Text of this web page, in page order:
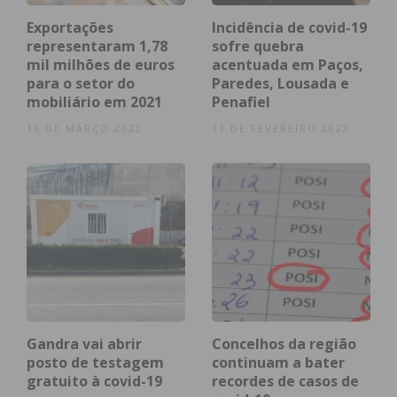
Subscreva a newsletter do Imediato
Testes da vacina SILBA em humanos em
maio
“Os dados obtidos até ao momento são muito
conhecem das vacinas já existentes, anticorpos
contra este domínio RBD da proteína Spike, estão
associados a uma proteção contra a COVID-19”,
afirma Bruno Santos, co-fundador e CEO da
Immunethep.
Acrescenta ainda que “são excelentes indicadores
para os ensaios de eficácia em curso que
tencionamos terminar no final de maio, dando
Exportações
representaram 1,78
mil milhões de euros
para o setor do
mobiliário em 2021
16 DE MARÇO 2022
Incidência de covid-19
sofre quebra
acentuada em Paços,
Paredes, Lousada e
Penafiel
Gandra vai abrir
posto de testagem
gratuito à covid-19
Concelhos da região
continuam a bater
recordes de casos de